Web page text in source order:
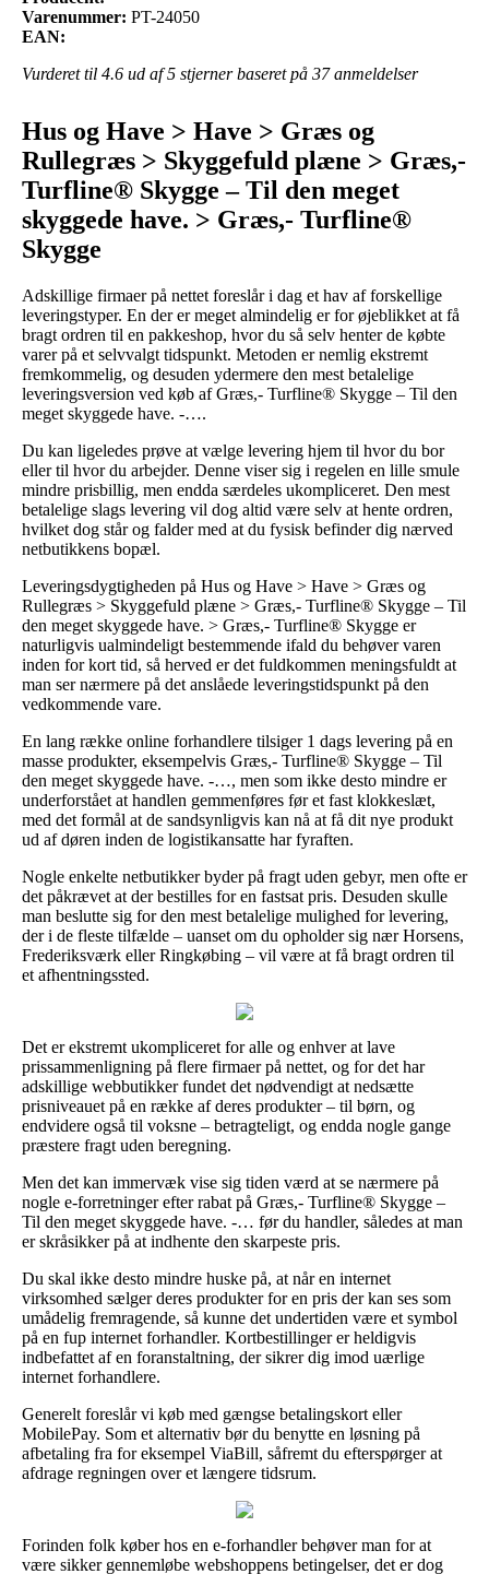
Varenummer: PT-24050
EAN:
Vurderet til 4.6 ud af 5 stjerner baseret på 37anmeldelser
Hus og Have > Have > Græs og
Rullegræs > Skyggefuld plæne > Græs,-
Turfline® Skygge – Til den meget
skyggede have. > Græs,- Turfline®
Skygge
Adskillige firmaer på nettet foreslår i dag et hav af forskellige
leveringstyper. En der er meget almindelig er for øjeblikket at få
bragt ordren til en pakkeshop, hvor du så selv henter de købte
varer på et selvvalgt tidspunkt. Metoden er nemlig ekstremt
fremkommelig, og desuden ydermere den mest betalelige
leveringsversion ved køb af Græs,- Turfline® Skygge – Til den
meget skyggede have. -….
Du kan ligeledes prøve at vælge levering hjem til hvor du bor
eller til hvor du arbejder. Denne viser sig i regelen en lille smule
mindre prisbillig, men endda særdeles ukompliceret. Den mest
betalelige slags levering vil dog altid være selv at hente ordren,
hvilket dog står og falder med at du fysisk befinder dig nærved
netbutikkens bopæl.
Leveringsdygtigheden på Hus og Have > Have > Græs og
Rullegræs > Skyggefuld plæne > Græs,- Turfline® Skygge – Til
den meget skyggede have. > Græs,- Turfline® Skygge er
naturligvis ualmindeligt bestemmende ifald du behøver varen
inden for kort tid, så herved er det fuldkommen meningsfuldt at
man ser nærmere på det anslåede leveringstidspunkt på den
vedkommende vare.
En lang række online forhandlere tilsiger 1 dags levering på en
masse produkter, eksempelvis Græs,- Turfline® Skygge – Til
den meget skyggede have. -…, men som ikke desto mindre er
underforstået at handlen gemmenføres før et fast klokkeslæt,
med det formål at de sandsynligvis kan nå at få dit nye produkt
ud af døren inden de logistikansatte har fyraften.
Nogle enkelte netbutikker byder på fragt uden gebyr, men ofte er
det påkrævet at der bestilles for en fastsat pris. Desuden skulle
man beslutte sig for den mest betalelige mulighed for levering,
der i de fleste tilfælde – uanset om du opholder sig nær Horsens,
Frederiksværk eller Ringkøbing – vil være at få bragt ordren til
et afhentningssted.
Det er ekstremt ukompliceret for alle og enhver at lave
prissammenligning på flere firmaer på nettet, og for det har
adskillige webbutikker fundet det nødvendigt at nedsætte
prisniveauet på en række af deres produkter – til børn, og
endvidere også til voksne – betragteligt, og endda nogle gange
præstere fragt uden beregning.
Men det kan immervæk vise sig tiden værd at se nærmere på
nogle e-forretninger efter rabat på Græs,- Turfline® Skygge –
Til den meget skyggede have. -… før du handler, således at man
er skråsikker på at indhente den skarpeste pris.
Du skal ikke desto mindre huske på, at når en internet
virksomhed sælger deres produkter for en pris der kan ses som
umådelig fremragende, så kunne det undertiden være et symbol
på en fup internet forhandler. Kortbestillinger er heldigvis
indbefattet af en foranstaltning, der sikrer dig imod uærlige
internet forhandlere.
Generelt foreslår vi køb med gængse betalingskort eller
MobilePay. Som et alternativ bør du benytte en løsning på
afbetaling fra for eksempel ViaBill, såfremt du efterspørger at
afdrage regningen over et længere tidsrum.
Forinden folk køber hos en e-forhandler behøver man for at
være sikker gennemløbe webshoppens betingelser, det er dog